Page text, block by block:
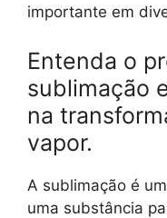
importante em
Entenda o
sublimação
na
vapor.
A sublimação é
uma substância